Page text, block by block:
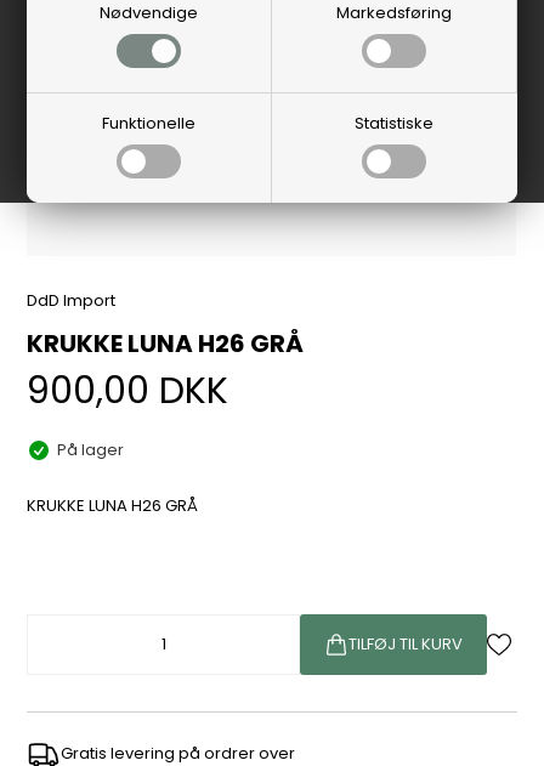
Nødvendige Markedsføring
Funktionelle Statistiske
DdD Import
KRUKKE LUNA H26 GRÅ
900,00 DKK
På lager
KRUKKE LUNA H26 GRÅ
TILFØJ TIL KURV
Gratis levering på ordrer over